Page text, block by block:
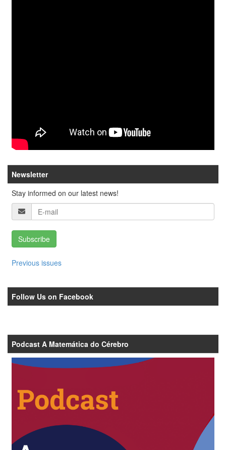
Newsletter
Stay informed on our latest news!
Subscribe
Previous issues
Follow Us on Facebook
Podcast A Matemática do Cérebro